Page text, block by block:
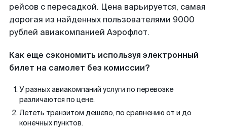
рейсов с пересадкой. Цена варьируется, самая
дорогая из найденных пользователями 9000
рублей авиакомпанией Аэрофлот.
Как еще сэкономить используя электронный
билет на самолет без комиссии?
У разных авиакомпаний услуги по перевозке
различаются по цене.
Лететь транзитом дешево, по сравнению от и до
конечных пунктов.